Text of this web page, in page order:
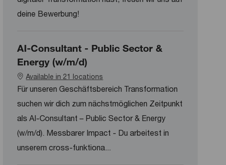
deine Bewerbung!
AI-Consultant - Public Sector &
Energy (w/m/d)
Available in 21 locations
Für unseren Geschäftsbereich Transformation
suchen wir dich zum nächstmöglichen Zeitpunkt
als AI-Consultant – Public Sector & Energy
(w/m/d). Messbarer Impact - Du arbeitest in
unserem cross-funktiona...